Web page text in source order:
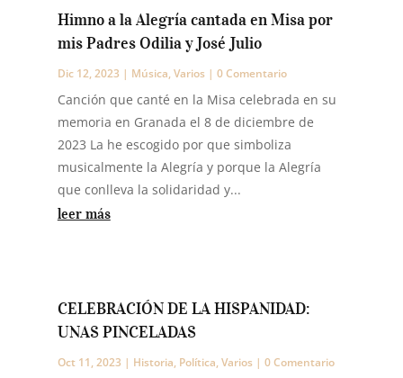
Himno a la Alegría cantada en Misa por
mis Padres Odilia y José Julio
Dic 12, 2023 | Música,Varios| 0 Comentario
Canción que canté en la Misa celebrada en su
memoria en Granada el 8 de diciembre de
2023 La he escogido por que simboliza
musicalmente la Alegría y porque la Alegría
que conlleva la solidaridad y...
leer más
CELEBRACIÓN DE LA HISPANIDAD:
UNAS PINCELADAS
Oct 11, 2023 | Historia, Política,Varios| 0 Comentario